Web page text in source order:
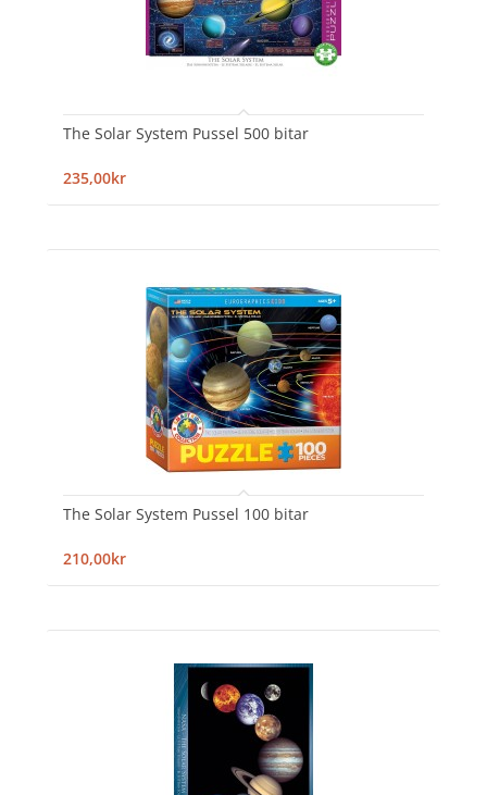
The Solar System Pussel 500 bitar
235,00kr
The Solar System Pussel 100 bitar
210,00kr